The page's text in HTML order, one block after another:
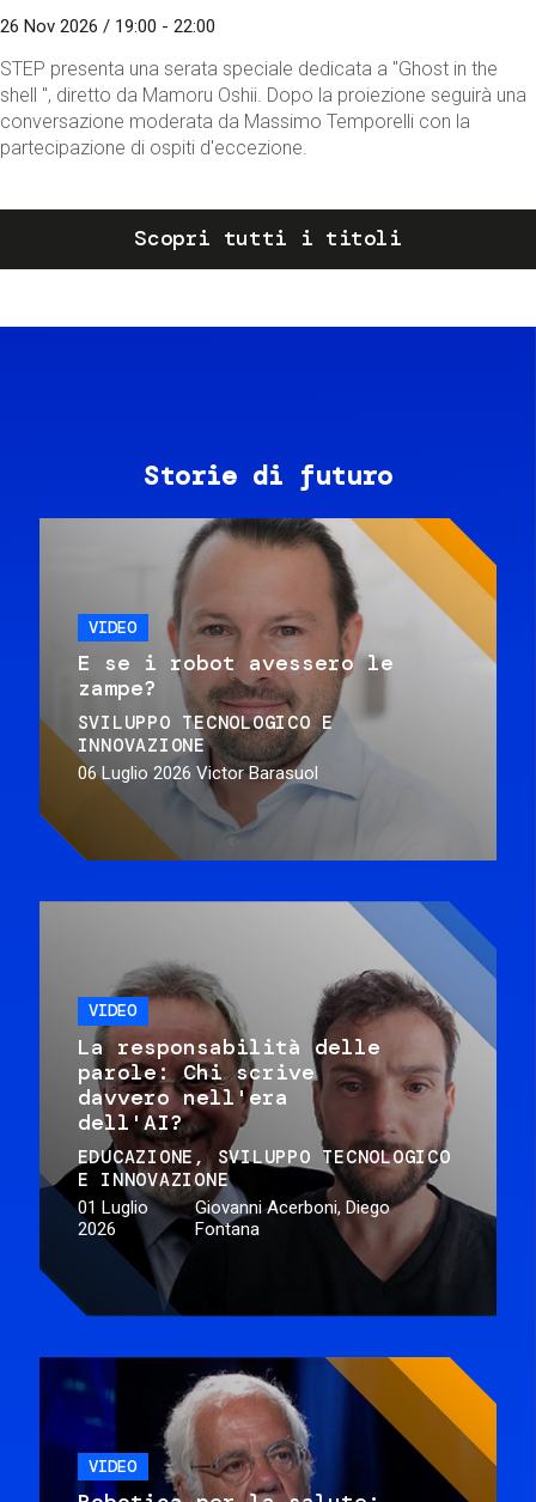
26 Nov 2026 / 19:00 - 22:00
STEP presenta una serata speciale dedicata a "Ghost in the
shell ", diretto da Mamoru Oshii. Dopo la proiezione seguirà una
conversazione moderata da Massimo Temporelli con la
partecipazione di ospiti d'eccezione.
Scopri tutti i titoli
Storie di futuro
VIDEO
E se i robot avessero le
zampe?
SVILUPPO TECNOLOGICO E
INNOVAZIONE
06 Luglio 2026 Victor Barasuol
VIDEO
La responsabilità delle
parole: Chi scrive
davvero nell'era
dell'AI?
EDUCAZIONE
SVILUPPO TECNOLOGICO
E INNOVAZIONE
01 Luglio
2026
Giovanni Acerboni, Diego
Fontana
VIDEO